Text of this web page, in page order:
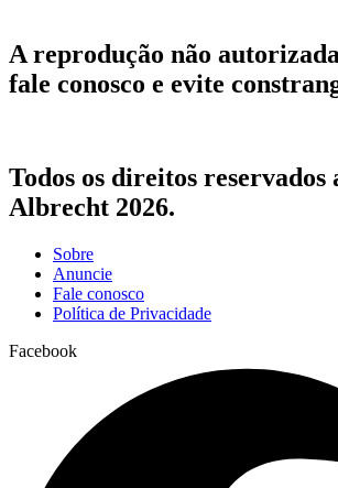
A reprodução não
fale conosco e evite
Todos os direitos reservados
Albrecht 2026.
Sobre
Anuncie
Fale conosco
Política de Privacidade
Facebook